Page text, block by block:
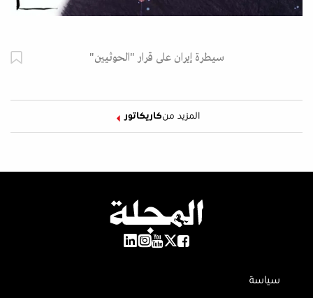
سيطرة إيران على قرار "الحوثيين"
المزيد منكاريكاتور
سياسة